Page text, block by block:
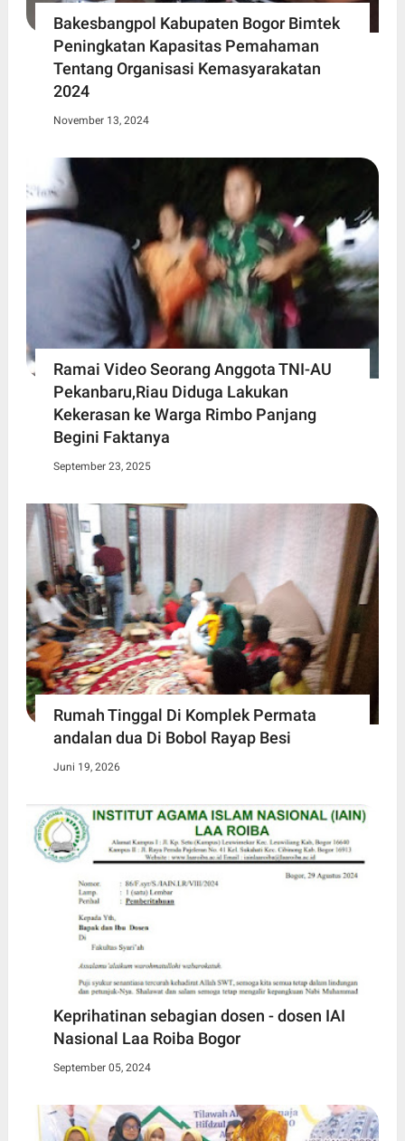
Bakesbangpol Kabupaten Bogor Bimtek
Peningkatan Kapasitas Pemahaman
Tentang Organisasi Kemasyarakatan
2024
November 13, 2024
Ramai Video Seorang Anggota TNI-AU
Pekanbaru,Riau Diduga Lakukan
Kekerasan ke Warga Rimbo Panjang
Begini Faktanya
September 23, 2025
Rumah Tinggal Di Komplek Permata
andalan dua Di Bobol Rayap Besi
Juni 19, 2026
Keprihatinan sebagian dosen - dosen IAI
Nasional Laa Roiba Bogor
September 05, 2024